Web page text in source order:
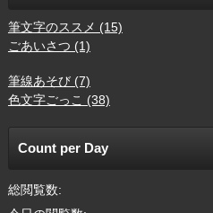
筆文字のススメ (15)
ごあいさつ (1)
筆線あそび (7)
色文字ごっこ (38)
Count per Day
総閲覧数: